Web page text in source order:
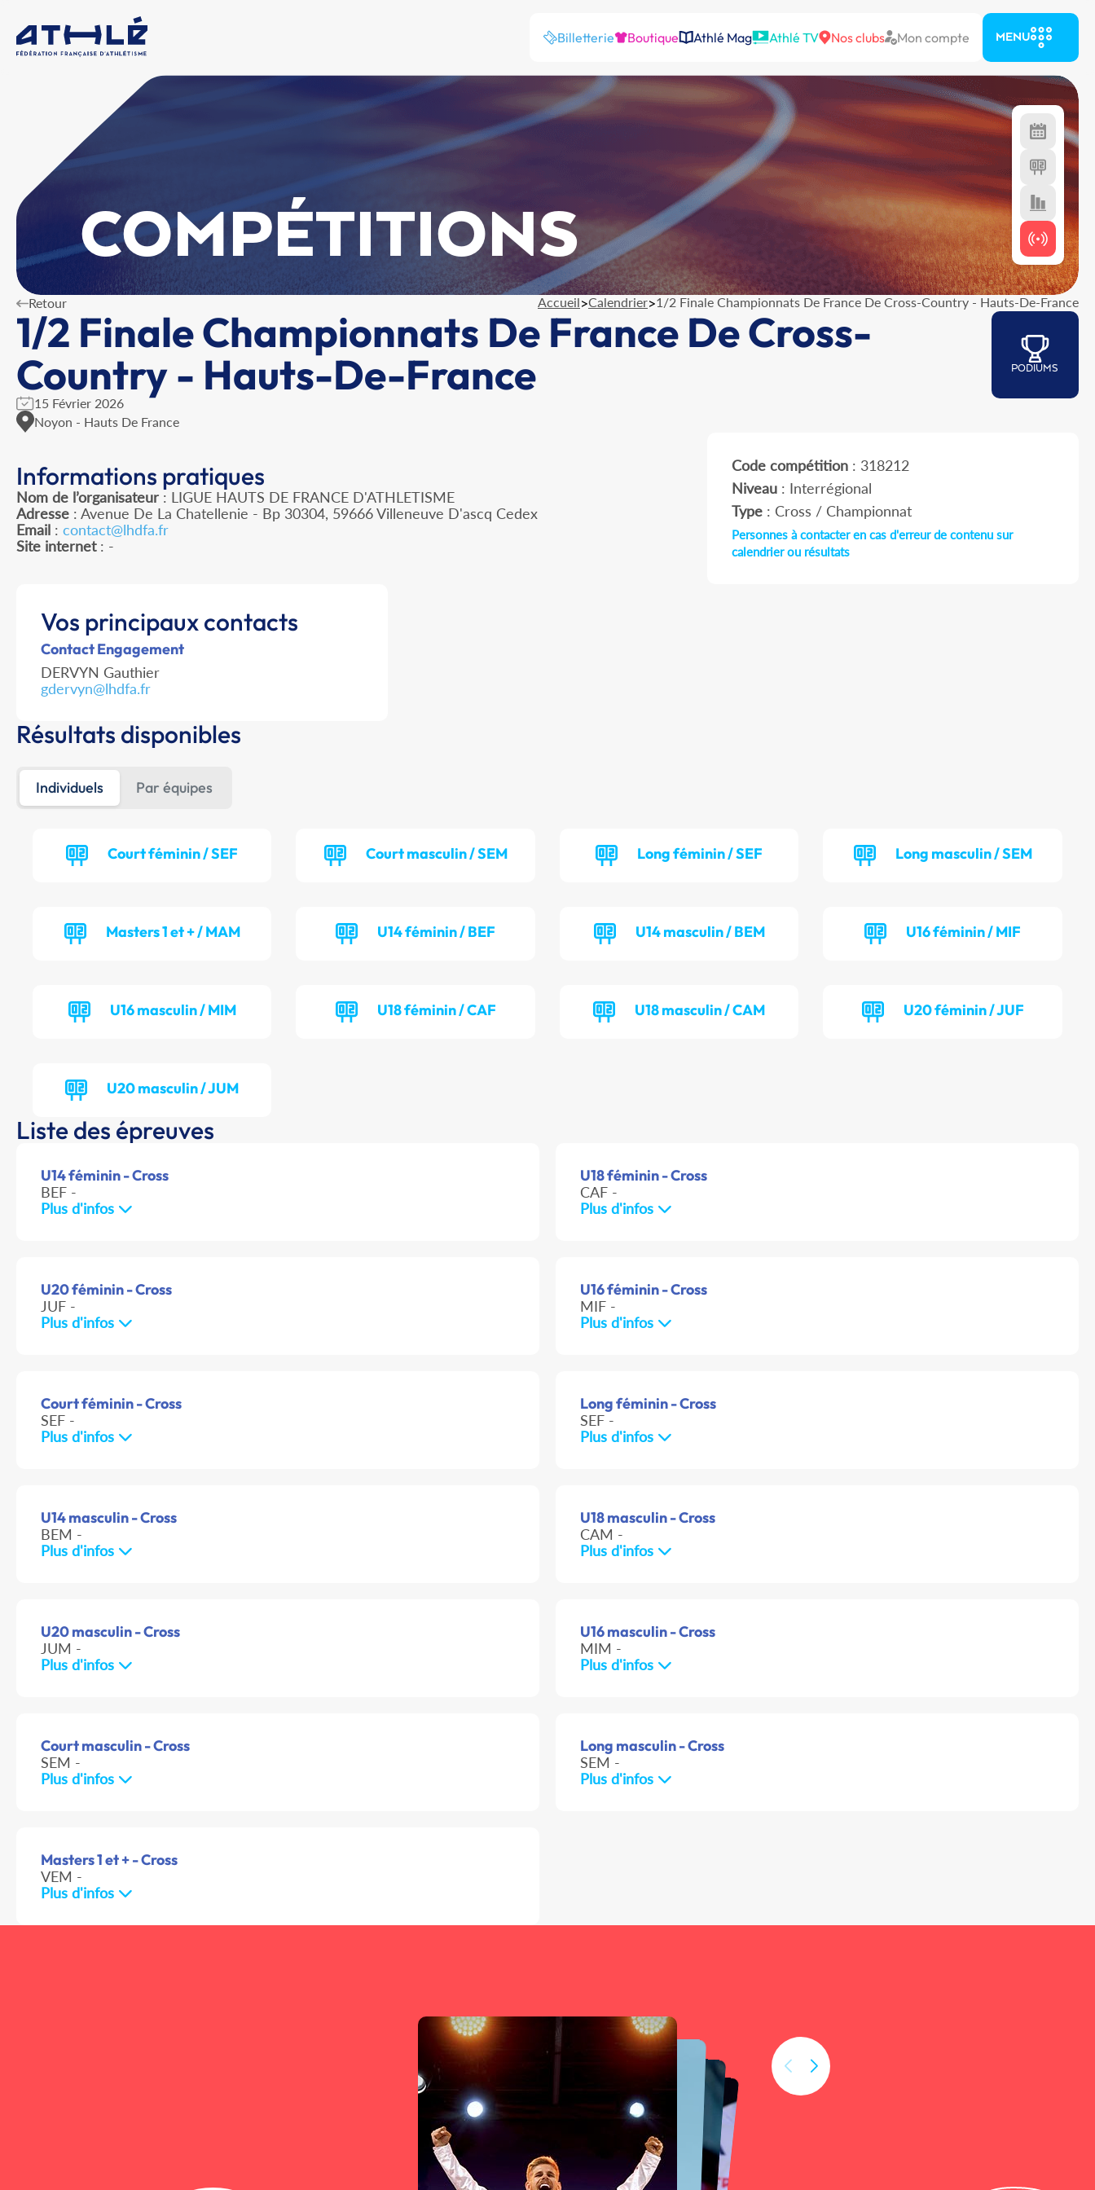
Billetterie Boutique Athlé Mag Athlé TV Nos clubs Mon compte MENU
COMPÉTITIONS
Retour Accueil>Calendrier>1/2 Finale Championnats De France De Cross-Country - Hauts-De-France
1/2 Finale Championnats De France De Cross-
Country - Hauts-De-France
15 Février 2026
Noyon - Hauts De France
PODIUMS
Informations pratiques
Nom de l’organisateur : LIGUE HAUTS DE FRANCE D'ATHLETISME
Adresse : Avenue De La Chatellenie - Bp 30304, 59666 Villeneuve D'ascq Cedex
Email : contact@lhdfa.fr
Site internet: -
Code compétition: 318212
Niveau: Interrégional
Type: Cross / Championnat
Personnes à contacter en cas d'erreur de contenu sur
calendrier ou résultats
Vos principaux contacts
Contact Engagement
DERVYN Gauthier
gdervyn@lhdfa.fr
Résultats disponibles
Individuels Par équipes
Court féminin / SEF Court masculin / SEM Long féminin / SEF Long masculin / SEM
Masters 1 et + / MAM U14 féminin / BEF U14 masculin / BEM U16 féminin / MIF
U16 masculin / MIM U18 féminin / CAF U18 masculin / CAM U20 féminin / JUF
U20 masculin / JUM
Liste des épreuves
U14 féminin - Cross
BEF -
Plus d'infos
U18 féminin - Cross
CAF -
Plus d'infos
U20 féminin - Cross
JUF -
Plus d'infos
U16 féminin - Cross
MIF -
Plus d'infos
Court féminin - Cross
SEF -
Plus d'infos
Long féminin - Cross
SEF -
Plus d'infos
U14 masculin - Cross
BEM -
Plus d'infos
U18 masculin - Cross
CAM -
Plus d'infos
U20 masculin - Cross
JUM -
Plus d'infos
U16 masculin - Cross
MIM -
Plus d'infos
Court masculin - Cross
SEM -
Plus d'infos
Long masculin - Cross
SEM -
Plus d'infos
Masters 1 et + - Cross
VEM -
Plus d'infos